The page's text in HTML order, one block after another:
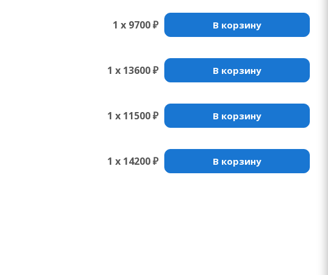
1 x 9700 ₽ В корзину
1 x 13600 ₽ В корзину
1 x 11500 ₽ В корзину
1 x 14200 ₽ В корзину